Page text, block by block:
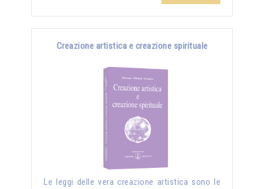
Creazione artistica e creazione spirituale
Le leggi delle vera creazione artistica sono le